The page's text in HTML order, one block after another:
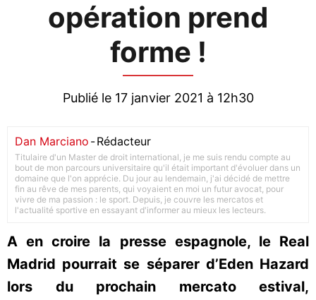
opération prend
forme !
Publié le 17 janvier 2021 à 12h30
Dan Marciano -Rédacteur
Titulaire d'un Master de droit international, je me suis rendu compte au
bout de mon parcours universitaire qu'il était important d'évoluer dans un
domaine que l'on apprécie. Du jour au lendemain, j'ai décidé de mettre
fin au rêve de mes parents, qui voyaient en moi un futur avocat, pour
vivre de ma passion : le sport. Depuis, je couvre les mercatos et
l'actualité sportive en essayant d'informer au mieux les lecteurs.
A en croire la presse espagnole, le Real
Madrid pourrait se séparer d’Eden Hazard
lors du prochain mercato estival,